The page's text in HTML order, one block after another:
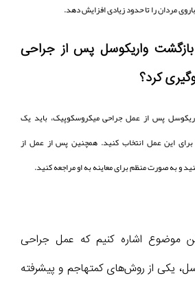
مردان را تا حدود زیادی افزایش دهد.
واریکوسل پس از جراحی
کرد؟
پس از عمل جراحی میکروسکوپیک، باید یک
این عمل انتخاب کنید. همچنین پس از عمل از
و به صورت منظم برای معاینه به او مراجعه کنید.
موضوع اشاره کنیم که عمل جراحی
یکی از روش‌‌های کمتهاجم و پیشرفته